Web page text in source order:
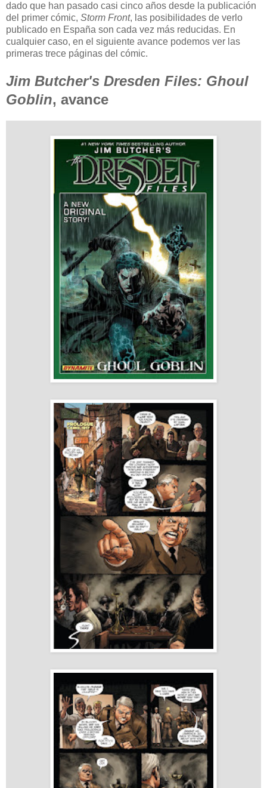
dado que han pasado casi cinco años desde la publicación
del primer cómic, Storm Front, las posibilidades de verlo
publicado en España son cada vez más reducidas. En
cualquier caso, en el siguiente avance podemos ver las
primeras trece páginas del cómic.
Jim Butcher's Dresden Files: Ghoul
Goblin, avance